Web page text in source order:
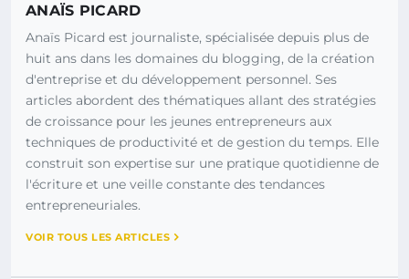
ANAÏS PICARD
Anaïs Picard est journaliste, spécialisée depuis plus de
huit ans dans les domaines du blogging, de la création
d'entreprise et du développement personnel. Ses
articles abordent des thématiques allant des stratégies
de croissance pour les jeunes entrepreneurs aux
techniques de productivité et de gestion du temps. Elle
construit son expertise sur une pratique quotidienne de
l'écriture et une veille constante des tendances
entrepreneuriales.
VOIR TOUS LES ARTICLES